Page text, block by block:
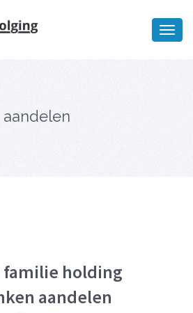
aandelen
familie holding
aandelen
fiscaal
Ik wil meer informatie